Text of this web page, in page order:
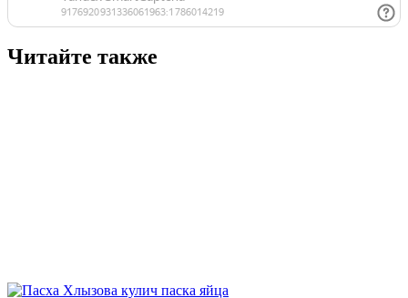
Читайте также